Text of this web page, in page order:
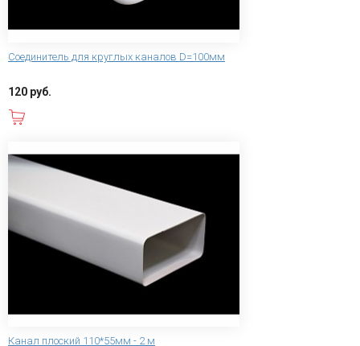
Соединитель для круглых каналов D=100мм
120 руб.
Канал плоский 110*55мм - 2 м